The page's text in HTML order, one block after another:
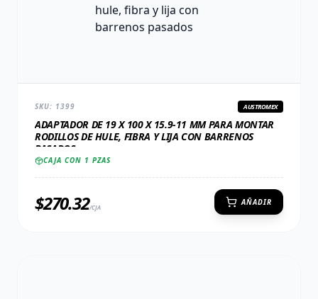
SKU: 1399 AUSTROMEX
ADAPTADOR DE 19 X 100 X 15.9-11 MM PARA MONTAR
RODILLOS DE HULE, FIBRA Y LIJA CON BARRENOS
PASADOS
CAJA CON 1 PZAS
$270.32/CJA
AÑADIR